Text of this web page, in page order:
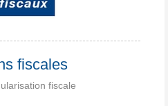
fiscales
fiscale